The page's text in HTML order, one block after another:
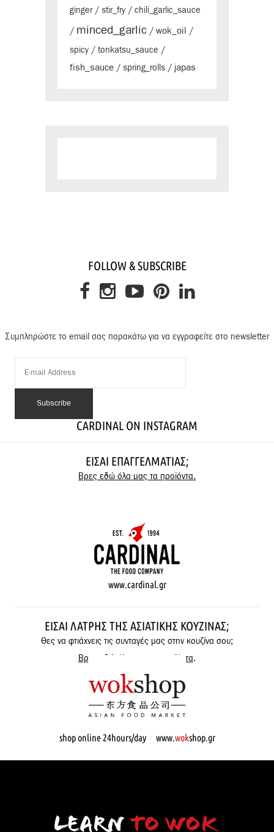
ginger/ stir_fry / chili_garlic_sauce
/ minced_garlic / wok_oil /
spicy / tonkatsu_sauce /
fish_sauce / spring_rolls / japas
FOLLOW & SUBSCRIBE
Συμπληρώστε το email σας παρακάτω για να εγγραφείτε στο newsletter
CARDINAL ON INSTAGRAM
ΕΊΣΑΙ ΕΠΑΓΓΕΛΜΑΤΊΑΣ;
Βρες εδώ όλα μας τα προϊόντα.
www.cardinal.gr
ΕΊΣΑΙ ΛΆΤΡΗΣ ΤΗΣ ΑΣΙΑΤΙΚΉΣ ΚΟΥΖΊΝΑΣ;
Θες να φτιάχνεις τις συνταγές μας στην κουζίνα σου;
Βρες εδώ όλα μας τα προϊόντα.
shop online 24hours/day www.wokshop.gr